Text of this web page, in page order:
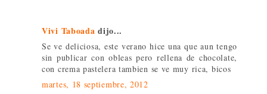
Vivi Taboada dijo...
Se ve deliciosa, este verano hice una que aun tengo
sin publicar con obleas pero rellena de chocolate,
con crema pastelera tambien se ve muy rica, bicos
martes, 18 septiembre, 2012